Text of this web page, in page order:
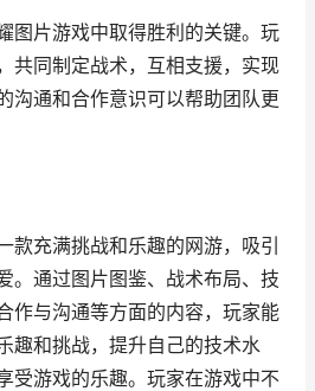
图片游戏中取得胜利的关键。玩
共同制定战术，互相支援，实现
沟通和合作意识可以帮助团队更
款充满挑战和乐趣的网游，吸引
。通过图片图鉴、战术布局、技
作与沟通等方面的内容，玩家能
趣和挑战，提升自己的技术水
受游戏的乐趣。玩家在游戏中不